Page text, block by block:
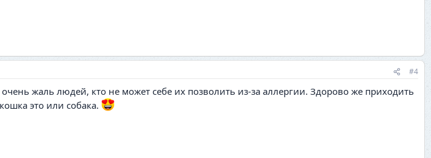
#4
жаль людей, кто не может себе их позволить из-за аллергии. Здорово же приходить
это или собака.